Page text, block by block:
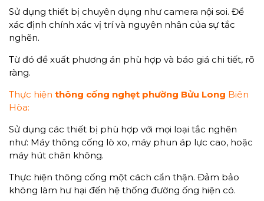
Sử dụng thiết bị chuyên dụng như camera nội soi. Để
xác định chính xác vị trí và nguyên nhân của sự tắc
nghẽn.
Từ đó đề xuất phương án phù hợp và báo giá chi tiết, rõ
ràng.
Thực hiện thông cống nghẹt phường Bửu Long Biên
Hòa:
Sử dụng các thiết bị phù hợp với mọi loại tắc nghẽn
như: Máy thông cống lò xo, máy phun áp lực cao, hoặc
máy hút chân không.
Thực hiện thông cống một cách cẩn thận. Đảm bảo
không làm hư hại đến hệ thống đường ống hiện có.